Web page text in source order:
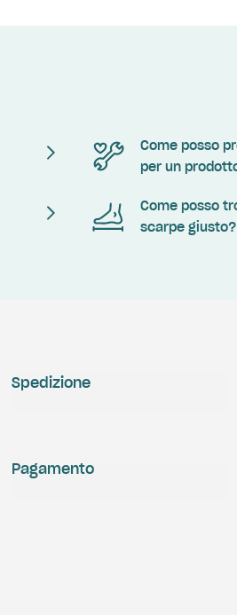
Come posso
per un
Come posso
scarpe giusto?
Spedizione
Pagamento